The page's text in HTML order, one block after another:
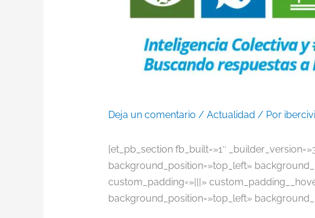
Deja un comentario / Actualidad / Por
[et_pb_section fb_built=»1″
background_position=»top_left»
custom_padding=»|||»
background_position=»top_left»